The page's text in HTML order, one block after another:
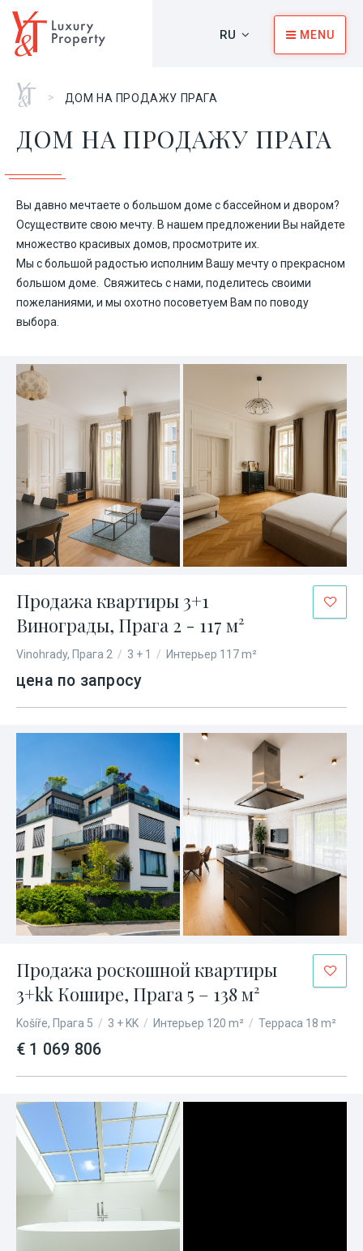
RU MENU
Главная
> ДОМ НА ПРОДАЖУ ПРАГА
ДОМ НА ПРОДАЖУ ПРАГА
Вы давно мечтаете о большом доме с бассейном и двором?
Осуществите свою мечту. В нашем предложении Вы найдете
множество красивых домов, просмотрите их.
Мы с большой радостью исполним Вашу мечту о прекрасном
большом доме. Свяжитесь с нами, поделитесь своими
пожеланиями, и мы охотно посоветуем Вам по поводу
выбора.
Продажа квартиры 3+1
Винограды, Прага 2 - 117 м²
Vinohrady, Прага 2 / 3 + 1 / Интерьер 117 m²
цена по запросу
Продажа роскошной квартиры
3+kk Кошире, Прага 5 – 138 м²
Košíře, Прага 5 / 3 + KK / Интерьер 120 m² / Терраса 18 m²
€ 1 069 806